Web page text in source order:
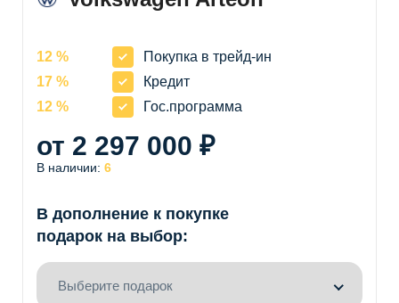
12 %
Покупка в трейд-ин
17 %
Кредит
12 %
Гос.программа
от 2 297 000 ₽
В наличии: 6
В дополнение к покупке
подарок на выбор:
Выберите подарок